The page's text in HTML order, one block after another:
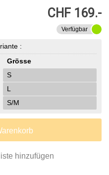
CHF 169.-
Verfügbar
:
Grösse
S
L
S/M
hinzufügen